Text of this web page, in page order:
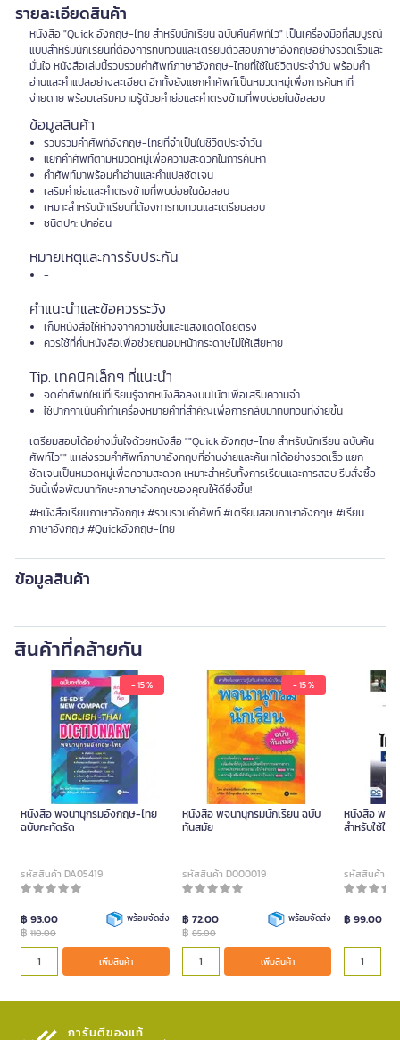
รายละเอียดสินค้า
หนังสือ "Quick อังกฤษ-ไทย สำหรับนักเรียน ฉบับค้นศัพท์ไว" เป็นเครื่องมือที่สมบูรณ์
แบบสำหรับนักเรียนที่ต้องการทบทวนและเตรียมตัวสอบภาษาอังกฤษอย่างรวดเร็วและ
มั่นใจ หนังสือเล่มนี้รวบรวมคำศัพท์ภาษาอังกฤษ-ไทยที่ใช้ในชีวิตประจำวัน พร้อมคำ
อ่านและคำแปลอย่างละเอียด อีกทั้งยังแยกคำศัพท์เป็นหมวดหมู่เพื่อการค้นหาที่
ง่ายดาย พร้อมเสริมความรู้ด้วยคำย่อและคำตรงข้ามที่พบบ่อยในข้อสอบ
ข้อมูลสินค้า
รวบรวมคำศัพท์อังกฤษ-ไทยที่จำเป็นในชีวิตประจำวัน
แยกคำศัพท์ตามหมวดหมู่เพื่อความสะดวกในการค้นหา
คำศัพท์มาพร้อมคำอ่านและคำแปลชัดเจน
เสริมคำย่อและคำตรงข้ามที่พบบ่อยในข้อสอบ
เหมาะสำหรับนักเรียนที่ต้องการทบทวนและเตรียมสอบ
ชนิดปก: ปกอ่อน
หมายเหตุและการรับประกัน
-
คำแนะนำและข้อควรระวัง
เก็บหนังสือให้ห่างจากความชื้นและแสงแดดโดยตรง
ควรใช้ที่คั่นหนังสือเพื่อช่วยถนอมหน้ากระดาษไม่ให้เสียหาย
Tip. เทคนิคเล็กๆ ที่แนะนำ
จดคำศัพท์ใหม่ที่เรียนรู้จากหนังสือลงบนโน้ตเพื่อเสริมความจำ
ใช้ปากกาเน้นคำทำเครื่องหมายคำที่สำคัญเพื่อการกลับมาทบทวนที่ง่ายขึ้น
เตรียมสอบได้อย่างมั่นใจด้วยหนังสือ ""Quick อังกฤษ-ไทย สำหรับนักเรียน ฉบับค้น
ศัพท์ไว"" แหล่งรวมคำศัพท์ภาษาอังกฤษที่อ่านง่ายและค้นหาได้อย่างรวดเร็ว แยก
ชัดเจนเป็นหมวดหมู่เพื่อความสะดวก เหมาะสำหรับทั้งการเรียนและการสอบ รีบสั่งซื้อ
วันนี้เพื่อพัฒนาทักษะภาษาอังกฤษของคุณให้ดียิ่งขึ้น!
#หนังสือเรียนภาษาอังกฤษ #รวบรวมคำศัพท์ #เตรียมสอบภาษาอังกฤษ #เรียน
ภาษาอังกฤษ #Quickอังกฤษ-ไทย
ข้อมูลสินค้า
สินค้าที่คล้ายกัน
- 15 %
หนังสือ พจนานุกรมอังกฤษ-ไทย
ฉบับกะทัดรัด
รหัสสินค้า DA05419
฿ 93.00
฿ 110.00
พร้อมจัดส่ง
เพิ่มสินค้า
- 15 %
หนังสือ พจนานุกรมนักเรียน ฉบับ
ทันสมัย
รหัสสินค้า D000019
฿ 72.00
฿ 85.00
พร้อมจัดส่ง
เพิ่มสินค้า
หนังสือ พจน
สำหรับใช้ใน
รหัสสินค้า
฿ 99.00
การันตีของแท้